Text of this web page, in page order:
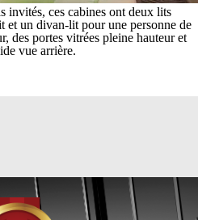
invités, ces cabines ont deux lits
et un divan-lit pour une personne de
des portes vitrées pleine hauteur et
vue arrière.